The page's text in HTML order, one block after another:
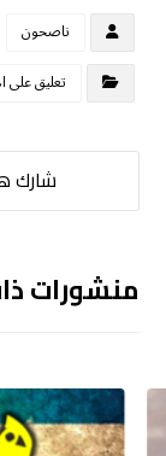
ناصحون
تعليق على
منشورات